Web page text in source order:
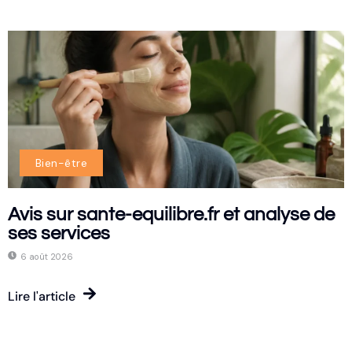
Bien-être
Avis sur sante-equilibre.fr et analyse de
ses services
6 août 2026
Lire l'article